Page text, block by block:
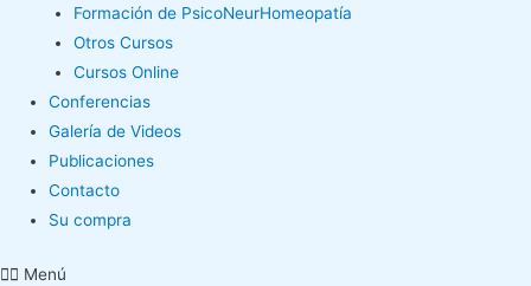
Formación de PsicoNeurHomeopatía
Otros Cursos
Cursos Online
Conferencias
Galería de Videos
Publicaciones
Contacto
Su compra
Menú